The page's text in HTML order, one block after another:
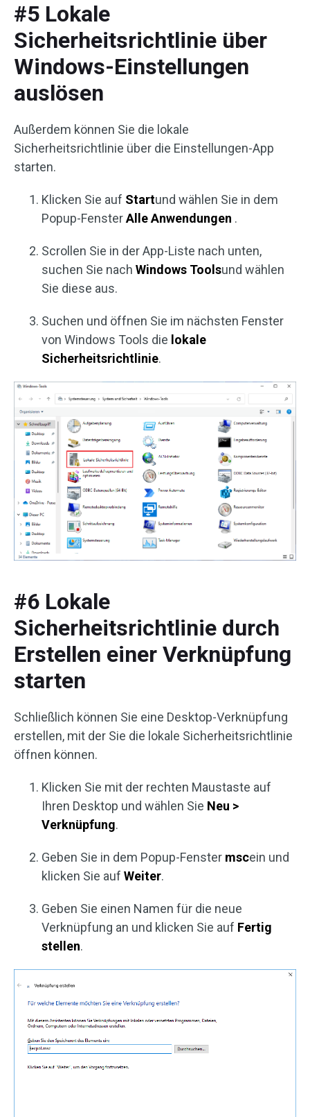
#5 Lokale
Sicherheitsrichtlinie über
Windows-Einstellungen
auslösen
Außerdem können Sie die lokale
Sicherheitsrichtlinie über die Einstellungen-App
starten.
Klicken Sie auf Startund wählen Sie in dem
Popup-FensterAlle Anwendungen .
Scrollen Sie in der App-Liste nach unten,
suchen Sie nach Windows Toolsund wählen
Sie diese aus.
Suchen und öffnen Sie im nächsten Fenster
von Windows Tools die lokale
Sicherheitsrichtlinie.
#6 Lokale
Sicherheitsrichtlinie durch
Erstellen einer Verknüpfung
starten
Schließlich können Sie eine Desktop-Verknüpfung
erstellen, mit der Sie die lokale Sicherheitsrichtlinie
öffnen können.
Klicken Sie mit der rechten Maustaste auf
Ihren Desktop und wählen Sie Neu >
Verknüpfung.
Geben Sie in dem Popup-Fenster mscein und
klicken Sie auf Weiter.
Geben Sie einen Namen für die neue
Verknüpfung an und klicken Sie auf Fertig
stellen.